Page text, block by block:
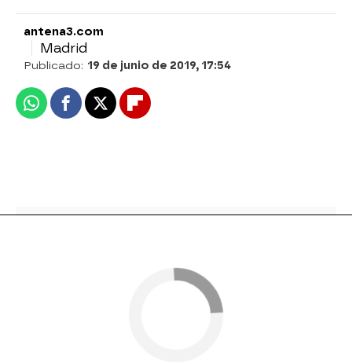
antena3.com
Madrid
Publicado: 19 de junio de 2019, 17:54
WhatsappFacebook
X Flipboard